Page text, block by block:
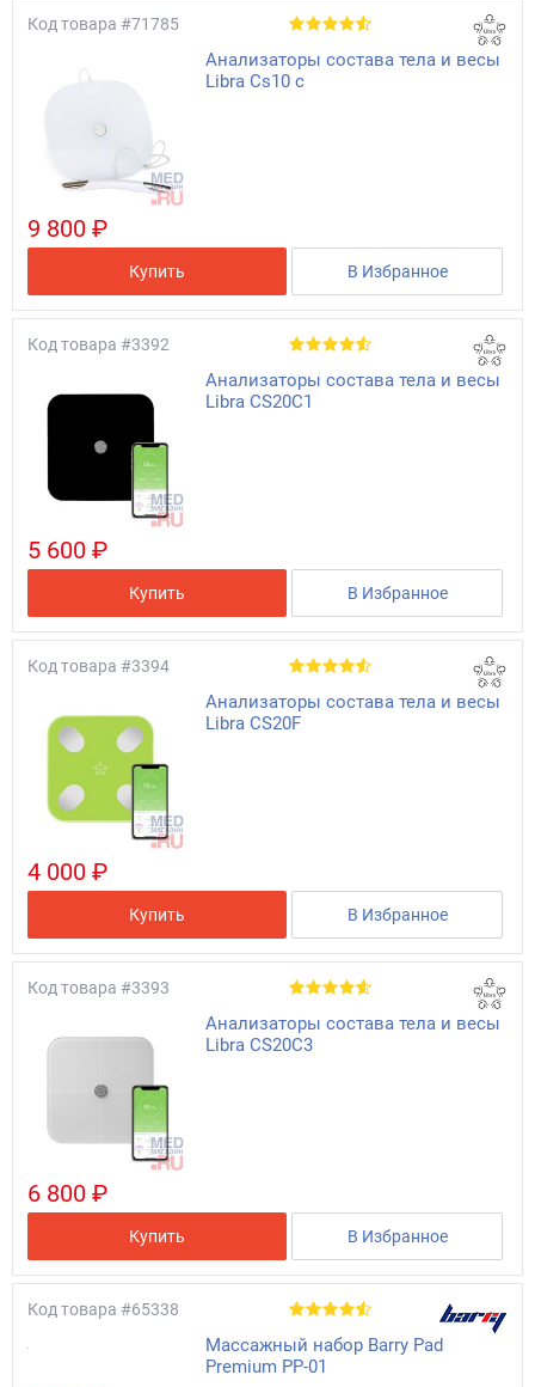
Код товара #71785
Анализаторы состава тела и весы
Libra Cs10 c
9 800 ₽
Купить В Избранное
Код товара #3392
Анализаторы состава тела и весы
Libra CS20C1
5 600 ₽
Купить В Избранное
Код товара #3394
Анализаторы состава тела и весы
Libra CS20F
4 000 ₽
Купить В Избранное
Код товара #3393
Анализаторы состава тела и весы
Libra CS20C3
6 800 ₽
Купить В Избранное
Код товара #65338
Массажный набор Barry Pad
Premium PP-01